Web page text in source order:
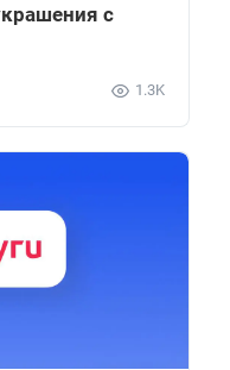
с
1.3K